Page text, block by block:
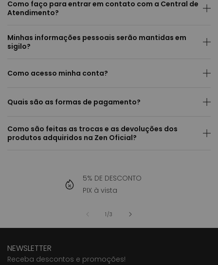
Como faço para entrar em contato com a Central de
Atendimento?
Minhas informações pessoais serão mantidas em
sigilo?
Como acesso minha conta?
Quais são as formas de pagamento?
Como são feitas as trocas e as devoluções dos
produtos adquiridos na Zen Oficial?
5% DE DESCONTO
PIX à vista
1 /de
3
NEWSLETTER
Receba descontos e promoções!